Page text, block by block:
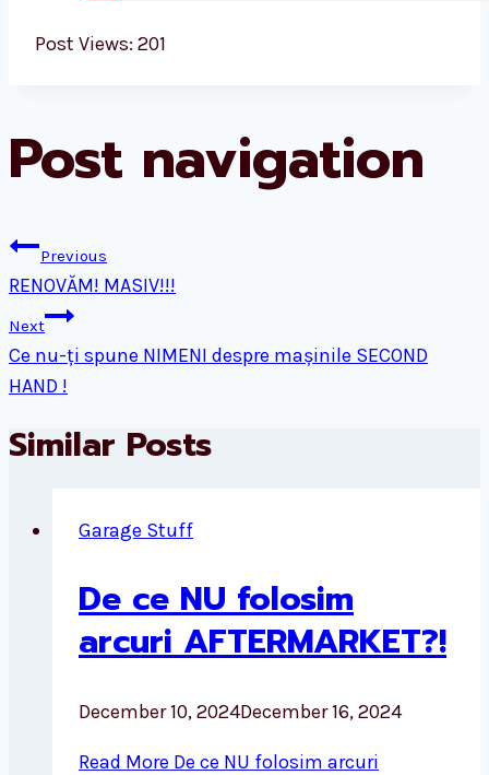
Post Views: 201
Post navigation
Previous
RENOVĂM! MASIV!!!
Next
Ce nu-ți spune NIMENI despre mașinile SECOND
HAND !
Similar Posts
Garage Stuff
De ce NU folosim
arcuri AFTERMARKET?!
December 10, 2024December 16, 2024
Read More De ce NU folosim arcuri